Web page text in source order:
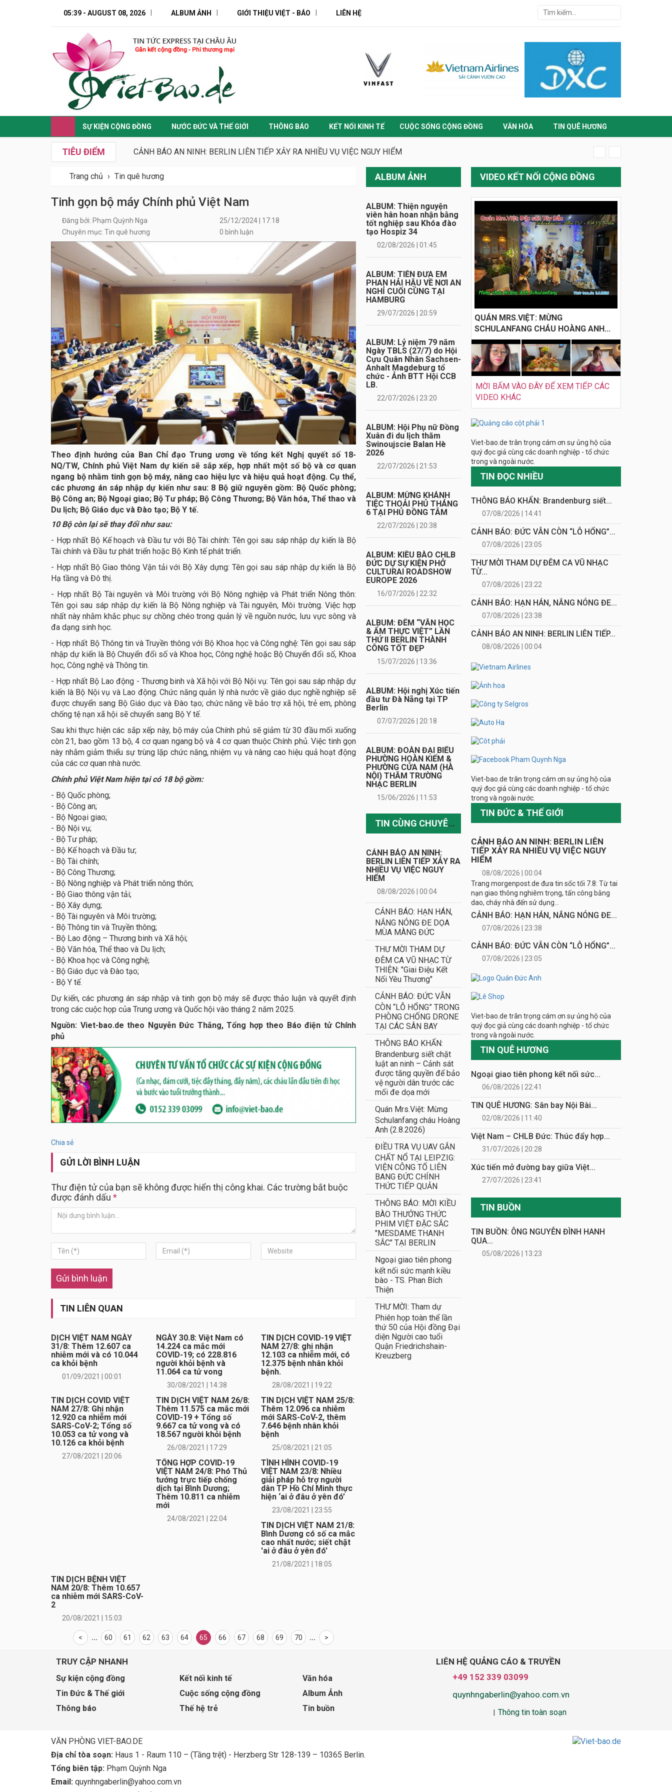
05:39 - AUGUST 08, 2026 ALBUM ẢNH GIỚI THIỆU VIỆT - BÁO LIÊN HỆ
SỰ KIỆN CỘNG ĐỒNG NƯỚC ĐỨC VÀ THẾ GIỚI THÔNG BÁO KẾT NỐI KINH TẾ CUỘC SỐNG CỘNG ĐỒNG VĂN HÓA TIN QUÊ HƯƠNG
TIÊU ĐIỂM CẢNH BÁO AN NINH: BERLIN LIÊN TIẾP XẢY RA NHIỀU VỤ VIỆC NGUY HIỂM
Trang chủ › Tin quê hương
Tinh gọn bộ máy Chính phủ Việt Nam
Đăng bởi: Phạm Quỳnh Nga
25/12/2024 | 17:18
Chuyên mục: Tin quê hương
0 bình luận
Theo định hướng của Ban Chỉ đạo Trung ương về tổng kết Nghị quyết số 18-
NQ/TW, Chính phủ Việt Nam dự kiến sẽ sắp xếp, hợp nhất một số bộ và cơ quan
ngang bộ nhằm tinh gọn bộ máy, nâng cao hiệu lực và hiệu quả hoạt động. Cụ thể,
các phương án sáp nhập dự kiến như sau: 8 Bộ giữ nguyên gồm: Bộ Quốc phòng;
Bộ Công an; Bộ Ngoại giao; Bộ Tư pháp; Bộ Công Thương; Bộ Văn hóa, Thể thao và
Du lịch; Bộ Giáo dục và Đào tạo; Bộ Y tế.
10 Bộ còn lại sẽ thay đổi như sau:
- Hợp nhất Bộ Kế hoạch và Đầu tư với Bộ Tài chính: Tên gọi sau sáp nhập dự kiến là Bộ
Tài chính và Đầu tư phát triển hoặc Bộ Kinh tế phát triển.
- Hợp nhất Bộ Giao thông Vận tải với Bộ Xây dựng: Tên gọi sau sáp nhập dự kiến là Bộ
Hạ tầng và Đô thị.
- Hợp nhất Bộ Tài nguyên và Môi trường với Bộ Nông nghiệp và Phát triển Nông thôn:
Tên gọi sau sáp nhập dự kiến là Bộ Nông nghiệp và Tài nguyên, Môi trường. Việc hợp
nhất này nhằm khắc phục sự chồng chéo trong quản lý về nguồn nước, lưu vực sông và
đa dạng sinh học.
- Hợp nhất Bộ Thông tin và Truyền thông với Bộ Khoa học và Công nghệ: Tên gọi sau sáp
nhập dự kiến là Bộ Chuyển đổi số và Khoa học, Công nghệ hoặc Bộ Chuyển đổi số, Khoa
học, Công nghệ và Thông tin.
- Hợp nhất Bộ Lao động - Thương binh và Xã hội với Bộ Nội vụ: Tên gọi sau sáp nhập dự
kiến là Bộ Nội vụ và Lao động. Chức năng quản lý nhà nước về giáo dục nghề nghiệp sẽ
được chuyển sang Bộ Giáo dục và Đào tạo; chức năng về bảo trợ xã hội, trẻ em, phòng
chống tệ nạn xã hội sẽ chuyển sang Bộ Y tế.
Sau khi thực hiện các sắp xếp này, bộ máy của Chính phủ sẽ giảm từ 30 đầu mối xuống
còn 21, bao gồm 13 bộ, 4 cơ quan ngang bộ và 4 cơ quan thuộc Chính phủ. Việc tinh gọn
này nhằm giảm thiểu sự trùng lặp chức năng, nhiệm vụ và nâng cao hiệu quả hoạt động
của các cơ quan nhà nước.
Chính phủ Việt Nam hiện tại có 18 bộ gồm:
- Bộ Quốc phòng;
- Bộ Công an;
- Bộ Ngoại giao;
- Bộ Nội vụ;
- Bộ Tư pháp;
- Bộ Kế hoạch và Đầu tư;
- Bộ Tài chính;
- Bộ Công Thương;
- Bộ Nông nghiệp và Phát triển nông thôn;
- Bộ Giao thông vận tải;
- Bộ Xây dựng;
- Bộ Tài nguyên và Môi trường;
- Bộ Thông tin và Truyền thông;
- Bộ Lao động – Thương binh và Xã hội;
- Bộ Văn hóa, Thể thao và Du lịch;
- Bộ Khoa học và Công nghệ;
- Bộ Giáo dục và Đào tạo;
- Bộ Y tế.
Dự kiến, các phương án sáp nhập và tinh gọn bộ máy sẽ được thảo luận và quyết định
trong các cuộc họp của Trung ương và Quốc hội vào tháng 2 năm 2025.
Nguồn: Viet-bao.de theo Nguyễn Đức Thắng, Tổng hợp theo Báo điện tử Chính
phủ
Chia sẻ
GỬI LỜI BÌNH LUẬN
Thư điện tử của bạn sẽ không được hiển thị công khai. Các trường bắt buộc
được đánh dấu *
Gửi bình luận
TIN LIÊN QUAN
DỊCH VIỆT NAM NGÀY
31/8: Thêm 12.607 ca
nhiễm mới và có 10.044
ca khỏi bệnh
01/09/2021 | 00:01
NGÀY 30.8: Việt Nam có
14.224 ca mắc mới
COVID-19; có 228.816
người khỏi bệnh và
11.064 ca tử vong
30/08/2021 | 14:38
TIN DỊCH COVID-19 VIỆT
NAM 27/8: ghi nhận
12.103 ca nhiễm mới, có
12.375 bệnh nhân khỏi
bệnh.
28/08/2021 | 19:22
TIN DỊCH COVID VIỆT
NAM 27/8: Ghi nhận
12.920 ca nhiễm mới
SARS-CoV-2; Tổng số
10.053 ca tử vong và
10.126 ca khỏi bệnh
27/08/2021 | 20:06
TIN DỊCH VIỆT NAM 26/8:
Thêm 11.575 ca mắc mới
COVID-19 + Tổng số
9.667 ca tử vong và có
18.567 người khỏi bệnh
26/08/2021 | 17:29
TIN DỊCH VIỆT NAM 25/8:
Thêm 12.096 ca nhiễm
mới SARS-CoV-2, thêm
7.646 bệnh nhân khỏi
bệnh
25/08/2021 | 21:05
TỔNG HỢP COVID-19
VIỆT NAM 24/8: Phó Thủ
tướng trực tiếp chống
dịch tại Bình Dương;
Thêm 10.811 ca nhiễm
mới
24/08/2021 | 22:04
TÌNH HÌNH COVID-19
VIỆT NAM 23/8: Nhiều
giải pháp hỗ trợ người
dân TP Hồ Chí Minh thực
hiện ‘ai ở đâu ở yên đó’
23/08/2021 | 23:55
TIN DỊCH VIỆT NAM 21/8:
Bình Dương có số ca mắc
cao nhất nước; siết chặt
'ai ở đâu ở yên đó'
21/08/2021 | 18:05
TIN DỊCH BỆNH VIỆT
NAM 20/8: Thêm 10.657
ca nhiễm mới SARS-CoV-
2
20/08/2021 | 15:03
< ... 60 61 62 63 64 65 66 67 68 69 70 ... >
ALBUM ẢNH
ALBUM: Thiện nguyện
viên hân hoan nhận bằng
tốt nghiệp sau Khóa đào
tạo Hospiz 34
02/08/2026 | 01:45
ALBUM: TIỄN ĐƯA EM
PHAN HẢI HẬU VỀ NƠI AN
NGHỈ CUỐI CÙNG TẠI
HAMBURG
29/07/2026 | 20:59
ALBUM: Lỷ niệm 79 năm
Ngày TBLS (27/7) do Hội
Cựu Quân Nhân Sachsen-
Anhalt Magdeburg tổ
chức - Ảnh BTT Hội CCB
LB.
22/07/2026 | 23:20
ALBUM: Hội Phụ nữ Đồng
Xuân đi du lịch thăm
Swinoujscie Balan Hè
2026
22/07/2026 | 21:53
ALBUM: MỪNG KHÁNH
TIỆC THOẢI PHỦ THÁNG
6 TẠI PHỦ ĐỒNG TÂM
22/07/2026 | 20:38
ALBUM: KIỀU BÀO CHLB
ĐỨC DỰ SỰ KIỆN PHỞ
CULTURAI ROADSHOW
EUROPE 2026
16/07/2026 | 22:32
ALBUM: ĐÊM “VĂN HỌC
& ẨM THỰC VIỆT” LẦN
THỨ II BERLIN THÀNH
CÔNG TỐT ĐẸP
15/07/2026 | 13:36
ALBUM: Hội nghị Xúc tiến
đầu tư Đà Nẵng tại TP
Berlin
07/07/2026 | 20:18
ALBUM: ĐOÀN ĐẠI BIỂU
PHƯỜNG HOÀN KIẾM &
PHƯỜNG CỬA NAM (HÀ
NỘI) THĂM TRƯỜNG
NHẠC BERLIN
15/06/2026 | 11:53
TIN CÙNG CHUYÊN MỤC
CẢNH BÁO AN NINH:
BERLIN LIÊN TIẾP XẢY RA
NHIỀU VỤ VIỆC NGUY
HIỂM
08/08/2026 | 00:04
CẢNH BÁO: HẠN HÁN,
NẮNG NÓNG ĐE DỌA
MÙA MÀNG ĐỨC
THƯ MỜI THAM DỰ
ĐÊM CA VŨ NHẠC TỪ
THIỆN: "Giai Điệu Kết
Nối Yêu Thương"
CẢNH BÁO: ĐỨC VẪN
CÒN “LỖ HỔNG” TRONG
PHÒNG CHỐNG DRONE
TẠI CÁC SÂN BAY
THÔNG BÁO KHẨN:
Brandenburg siết chặt
luật an ninh – Cảnh sát
được tăng quyền để bảo
vệ người dân trước các
mối đe dọa mới
Quán Mrs.Việt: Mừng
Schulanfang cháu Hoàng
Anh (2.8.2026)
ĐIỀU TRA VỤ UAV GẮN
CHẤT NỔ TẠI LEIPZIG:
VIỆN CÔNG TỐ LIÊN
BANG ĐỨC CHÍNH
THỨC TIẾP QUẢN
THÔNG BÁO: MỜI KIỀU
BÀO THƯỞNG THỨC
PHIM VIỆT ĐẶC SẮC
"MESDAME THANH
SẮC" TẠI BERLIN
Ngoại giao tiên phong
kết nối sức mạnh kiều
bào - TS. Phan Bích
Thiện
THƯ MỜI: Tham dự
Phiên họp toàn thể lần
thứ 50 của Hội đồng Đại
diện Người cao tuổi
Quận Friedrichshain-
Kreuzberg
VIDEO KẾT NỐI CỘNG ĐỒNG
QUÁN MRS.VIỆT: MỪNG
SCHULANFANG CHÁU HOÀNG ANH...
MỜI BẤM VÀO ĐÂY ĐỂ XEM TIẾP CÁC
VIDEO KHÁC
Viet-bao.de trân trọng cám ơn sự ủng hộ của
quý đọc giả cùng các doanh nghiệp - tổ chức
trong và ngoài nước.
TIN ĐỌC NHIỀU
THÔNG BÁO KHẨN: Brandenburg siết...
07/08/2026 | 14:41
CẢNH BÁO: ĐỨC VẪN CÒN “LỖ HỔNG”...
07/08/2026 | 23:05
THƯ MỜI THAM DỰ ĐÊM CA VŨ NHẠC
TỪ...
07/08/2026 | 23:22
CẢNH BÁO: HẠN HÁN, NẮNG NÓNG ĐE...
07/08/2026 | 23:38
CẢNH BÁO AN NINH: BERLIN LIÊN TIẾP...
08/08/2026 | 00:04
Viet-bao.de trân trọng cám ơn sự ủng hộ của
quý đọc giả cùng các doanh nghiệp - tổ chức
trong và ngoài nước.
TIN ĐỨC & THẾ GIỚI
CẢNH BÁO AN NINH: BERLIN LIÊN
TIẾP XẢY RA NHIỀU VỤ VIỆC NGUY
HIỂM
08/08/2026 | 00:04
Trang morgenpost.de đưa tin sốc tối 7.8: Từ tai
nạn giao thông nghiêm trọng, tấn công bằng
dao, cháy nhà đến sử dụng...
CẢNH BÁO: HẠN HÁN, NẮNG NÓNG ĐE...
07/08/2026 | 23:38
CẢNH BÁO: ĐỨC VẪN CÒN “LỖ HỔNG”...
07/08/2026 | 23:05
Viet-bao.de trân trọng cám ơn sự ủng hộ của
quý đọc giả cùng các doanh nghiệp - tổ chức
trong và ngoài nước.
TIN QUÊ HƯƠNG
Ngoại giao tiên phong kết nối sức...
06/08/2026 | 22:41
TIN QUÊ HƯƠNG: Sân bay Nội Bài...
02/08/2026 | 11:40
Việt Nam – CHLB Đức: Thúc đẩy hợp...
31/07/2026 | 20:28
Xúc tiến mở đường bay giữa Việt...
27/07/2026 | 23:41
TIN BUỒN
TIN BUỒN: ÔNG NGUYỄN ĐÌNH HANH
QUA...
05/08/2026 | 13:23
TRUY CẬP NHANH
Sự kiện cộng đồng Kết nối kinh tế
Văn hóa
Tin Đức & Thế giới
Cuộc sống cộng đồng
Album Ảnh
Thông báo
Thế hệ trẻ Tin buồn
LIÊN HỆ QUẢNG CÁO & TRUYỀN
+49 152 339 03099
quynhngaberlin@yahoo.com.vn
Thông tin toàn soạn
VĂN PHÒNG VIET-BAO.DE
Địa chỉ tòa soạn: Haus 1 - Raum 110 – (Tầng trệt) - Herzberg Str 128-139 – 10365 Berlin.
Tổng biên tập: Phạm Quỳnh Nga
Email: quynhngaberlin@yahoo.com.vn